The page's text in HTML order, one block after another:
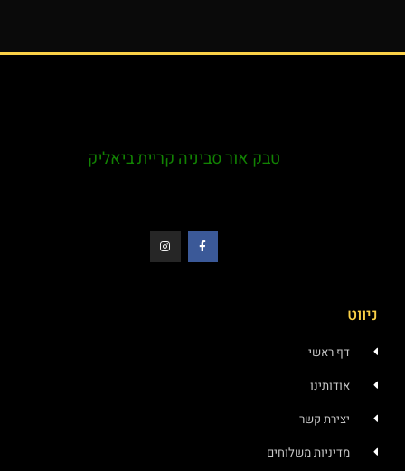
טבק אור סביניה קריית ביאליק
ראשי
קשר
משלוחים